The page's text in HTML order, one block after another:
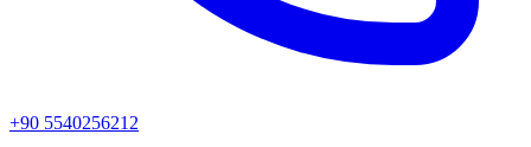
+90 5540256212